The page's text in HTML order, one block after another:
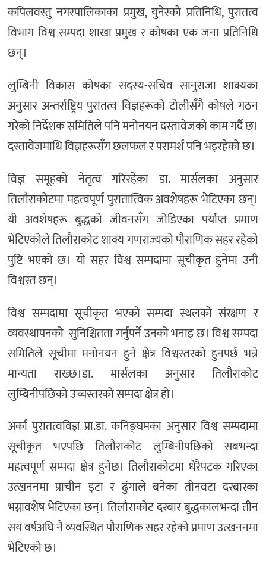
कपिलवस्तु नगरपालिकाका प्रमुख, युनेस्को प्रतिनिधि, पुरातत्व
विभाग विश्व सम्पदा शाखा प्रमुख र कोषका एक जना प्रतिनिधि
छन्।
लुम्बिनी विकास कोषका सदस्य-सचिव सानुराजा शाक्यका
अनुसार अन्तर्राष्ट्रिय पुरातत्व विज्ञहरूको टोलीसँगै कोषले गठन
गरेको निर्देशक समितिले पनि मनोनयन दस्तावेजको काम गर्दै छ।
दस्तावेजमाथि विज्ञहरूसँग छलफल र परामर्श पनि भइरहेको छ।
विज्ञ समूहको नेतृत्व गरिरहेका डा. मार्सलका अनुसार
तिलौराकोटमा महत्वपूर्ण पुरातात्विक अवशेषहरू भेटिएका छन्।
यी अवशेषहरू बुद्धको जीवनसँग जोडिएका पर्याप्त प्रमाण
भेटिएकोले तिलौराकोट शाक्य गणराज्यको पौराणिक सहर रहेको
पुष्टि भएको छ। यो सहर विश्व सम्पदामा सूचीकृत हुनेमा उनी
विश्वस्त छन्।
विश्व सम्पदामा सूचीकृत भएको सम्पदा स्थलको संरक्षण र
व्यवस्थापनको सुनिश्चितता गर्नुपर्ने उनको भनाइ छ। विश्व सम्पदा
समितिले सूचीमा मनोनयन हुने क्षेत्र विश्वस्तरको हुनपर्छ भन्ने
मान्यता राख्छ।डा. मार्सलका अनुसार तिलौराकोट
लुम्बिनीपछिको उच्चस्तरको सम्पदा क्षेत्र हो।
अर्का पुरातत्वविज्ञ प्रा.डा. कनिङ्घमका अनुसार विश्व सम्पदामा
सूचीकृत भएपछि तिलौराकोट लुम्बिनीपछिको सबभन्दा
महत्वपूर्ण सम्पदा क्षेत्र हुनेछ। तिलौराकोटमा धेरैपटक गरिएका
उत्खननमा प्राचीन इटा र ढुंगाले बनेका तीनवटा दरबारका
भग्नावशेष भेटिएका छन्। तिलौराकोट दरबार बुद्धकालभन्दा तीन
सय वर्षअघि नै व्यवस्थित पौराणिक सहर रहेको प्रमाण उत्खननमा
भेटिएको छ।